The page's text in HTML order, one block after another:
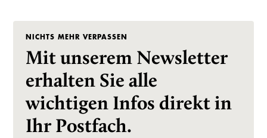
NICHTS MEHR VERPASSEN
Mit unserem Newsletter
erhalten Sie alle
wichtigen Infos direkt in
Ihr Postfach.